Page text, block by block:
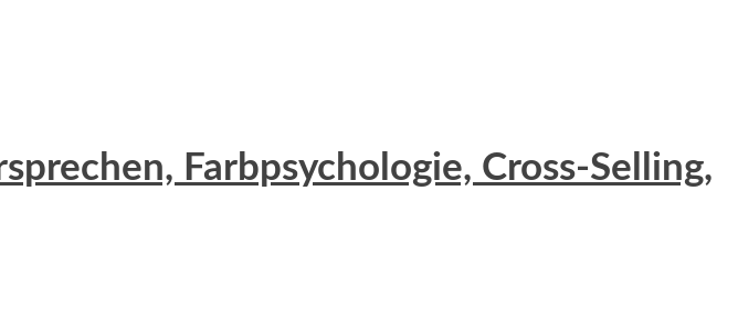
Farbpsychologie, Cross-Selling,